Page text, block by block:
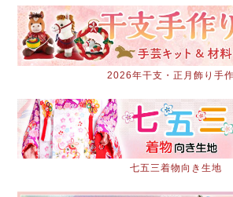
2026年干支・正月飾り手
七五三着物向き生地